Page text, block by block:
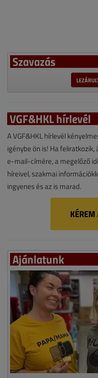
Szavazás
VGF&HKL hírlevél
A VGF&HKL hírlevél
igénybe ön is! Ha
e-mail-címére, a megelőző
híreivel, szakmai
ingyenes és az is marad.
KÉREM
Ajánlatunk